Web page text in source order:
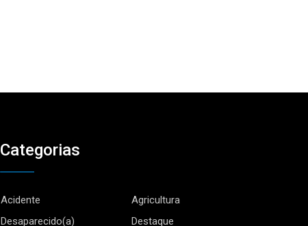
Categorias
Acidente
Agricultura
Desaparecido(a)
Destaque